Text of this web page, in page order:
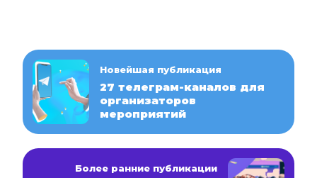
Новейшая публикация
27 телеграм-каналов для
организаторов
мероприятий
Более ранние публикации